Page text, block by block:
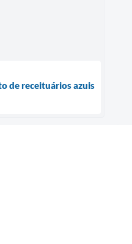
de receituários azuis